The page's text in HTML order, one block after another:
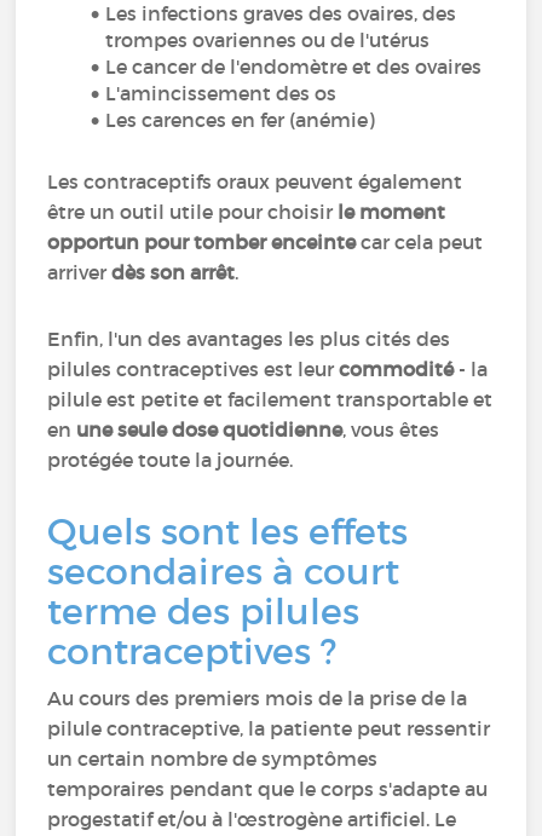
Les infections graves des ovaires, des
trompes ovariennes ou de l'utérus
Le cancer de l'endomètre et des ovaires
L'amincissement des os
Les carences en fer (anémie)
Les contraceptifs oraux peuvent également
être un outil utile pour choisir le moment
opportun pour tomber enceintecar cela peut
arriverdès son arrêt.
Enfin, l'un des avantages les plus cités des
pilules contraceptives est leurcommodité- la
pilule est petite et facilement transportable et
en une seule dose quotidienne, vous êtes
protégée toute la journée.
Quels sont les effets
secondaires à court
terme des pilules
contraceptives ?
Au cours des premiers mois de la prise de la
pilule contraceptive, la patiente peut ressentir
un certain nombre de symptômes
temporaires pendant que le corps s'adapte au
progestatif et/ou à l'œstrogène artificiel. Le